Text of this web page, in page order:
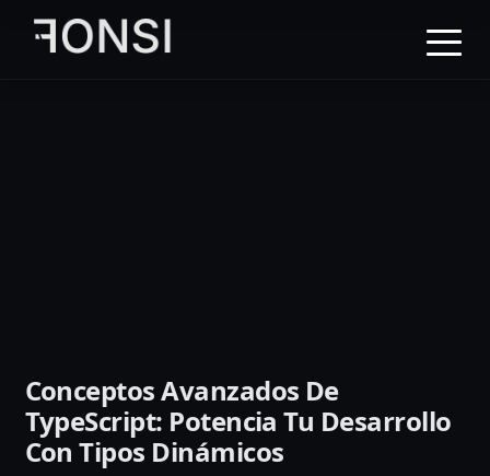
contenido
Conceptos Avanzados De
TypeScript: Potencia Tu Desarrollo
Con Tipos Dinámicos